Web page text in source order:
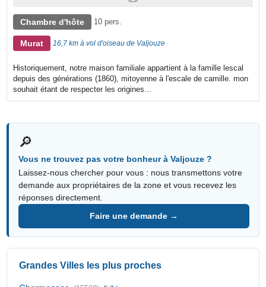
Chambre d'hôte 10 pers.
Murat 16,7 km à vol d'oiseau de Valjouze
Historiquement, notre maison familiale appartient à la famille lescal
depuis des générations (1860), mitoyenne à l'escale de camille. mon
souhait étant de respecter les origines...
🔎
Vous ne trouvez pas votre bonheur à Valjouze ?
Laissez-nous chercher pour vous : nous transmettons votre
demande aux propriétaires de la zone et vous recevez les
réponses directement.
Faire une demande →
Grandes Villes les plus proches